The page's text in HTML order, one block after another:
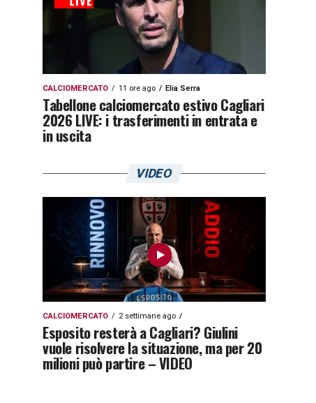
CALCIOMERCATO 11 ore ago Elia Serra
Tabellone calciomercato estivo Cagliari
2026 LIVE: i trasferimenti in entrata e
in uscita
VIDEO
CALCIOMERCATO 2 settimane ago
Esposito resterà a Cagliari? Giulini
vuole risolvere la situazione, ma per 20
milioni può partire – VIDEO